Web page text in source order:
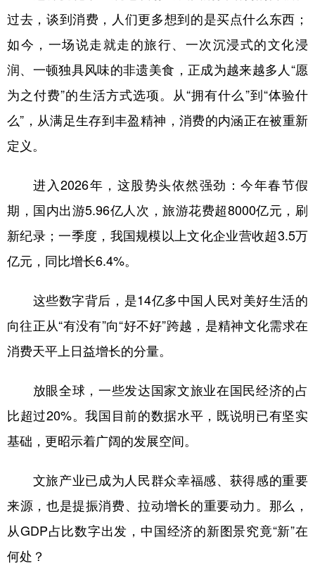
过去，谈到消费，人们更多想到的是买点什么东西；
如今，一场说走就走的旅行、一次沉浸式的文化浸
润、一顿独具风味的非遗美食，正成为越来越多人“愿
为之付费”的生活方式选项。从“拥有什么”到“体验什
么”，从满足生存到丰盈精神，消费的内涵正在被重新
定义。
进入2026年，这股势头依然强劲：今年春节假
期，国内出游5.96亿人次，旅游花费超8000亿元，刷
新纪录；一季度，我国规模以上文化企业营收超3.5万
亿元，同比增长6.4%。
这些数字背后，是14亿多中国人民对美好生活的
向往正从“有没有”向“好不好”跨越，是精神文化需求在
消费天平上日益增长的分量。
放眼全球，一些发达国家文旅业在国民经济的占
比超过20%。我国目前的数据水平，既说明已有坚实
基础，更昭示着广阔的发展空间。
文旅产业已成为人民群众幸福感、获得感的重要
来源，也是提振消费、拉动增长的重要动力。那么，
从GDP占比数字出发，中国经济的新图景究竟“新”在
何处？